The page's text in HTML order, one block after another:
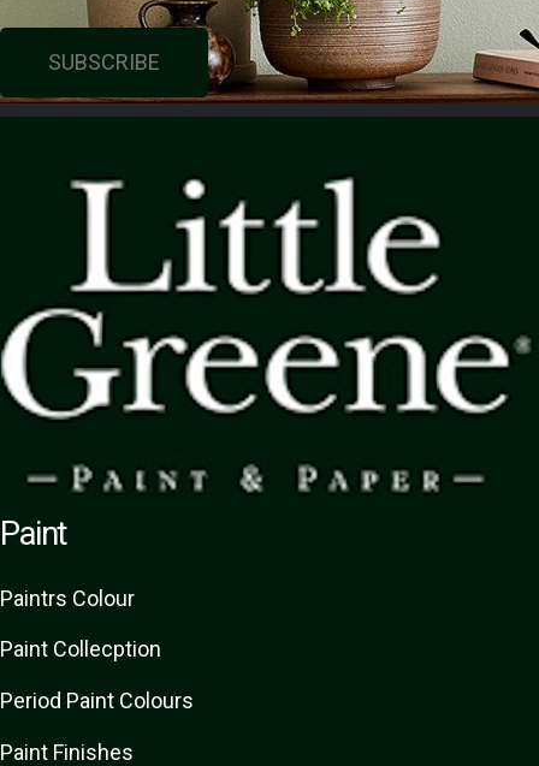
SUBSCRIBE
Paint
Paintrs Colour
Paint Collecption
Period Paint Colours
Paint Finishes